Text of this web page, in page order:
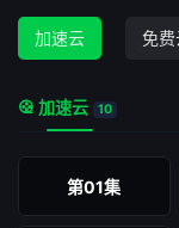
CrawfordTom
BulletKyle Kinane
加速云 免费
加速云 10
第01集